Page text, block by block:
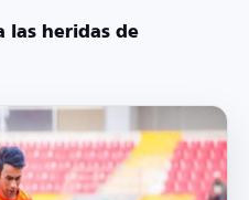
las heridas de